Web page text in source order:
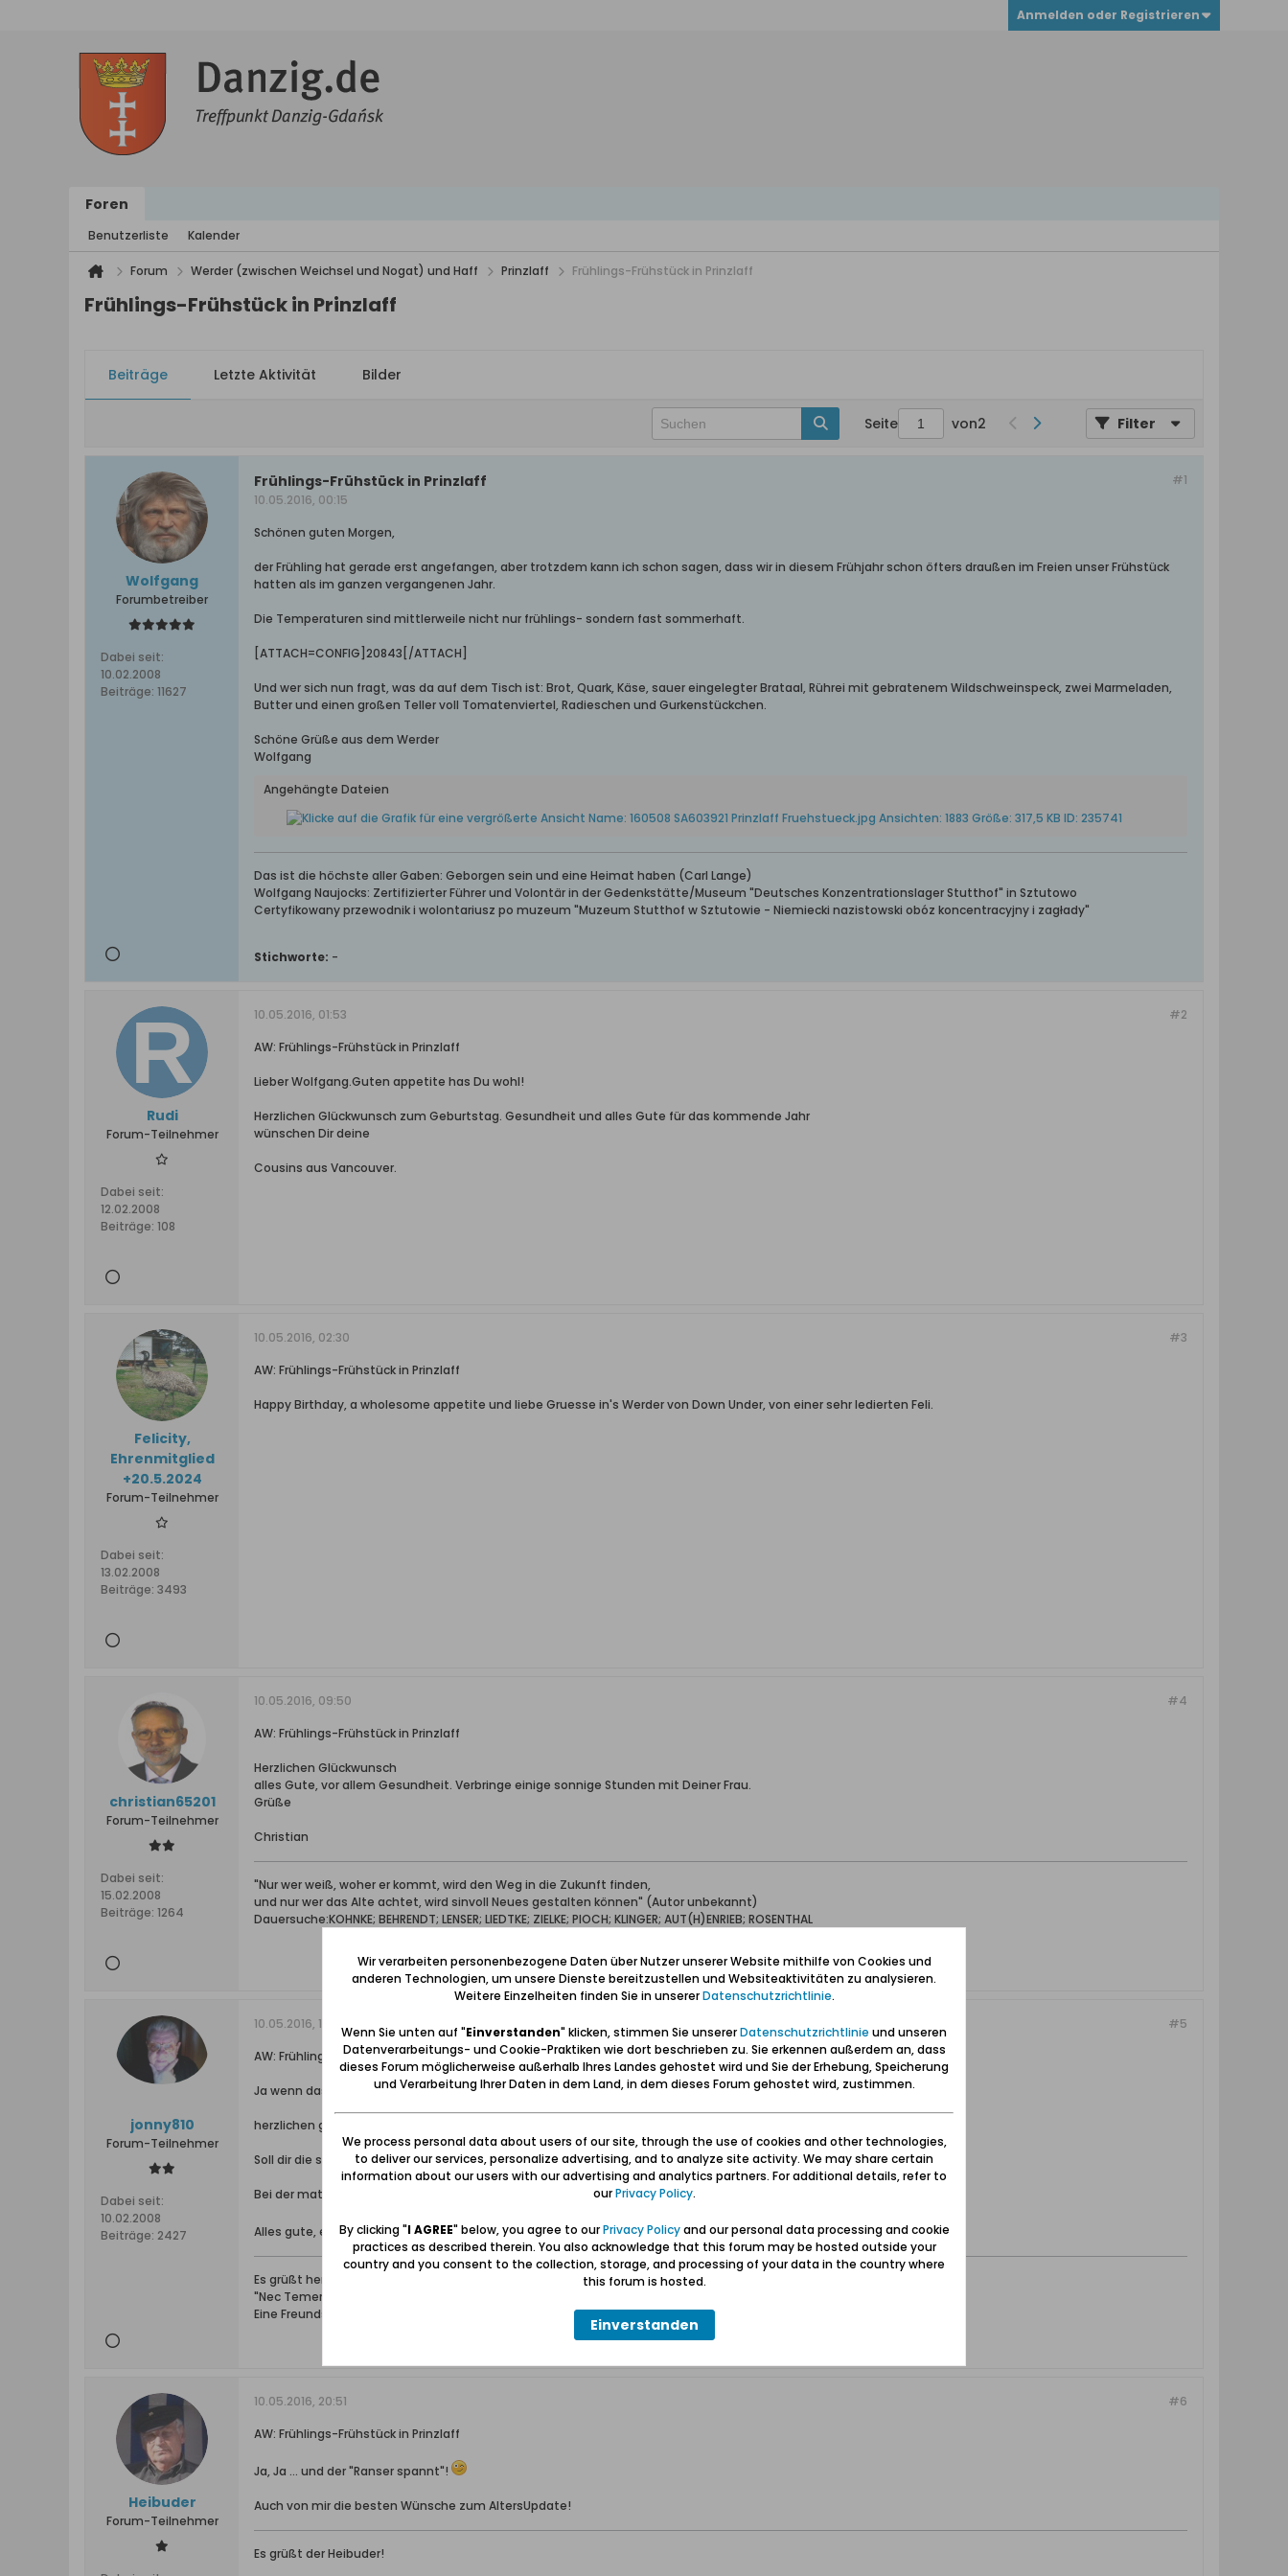
Anmelden oder Registrieren
Foren
Benutzerliste Kalender
Forum Werder (zwischen Weichsel und Nogat) und Haff Prinzlaff Frühlings-Frühstück in Prinzlaff
Frühlings-Frühstück in Prinzlaff
Beiträge Letzte Aktivität Bilder
Seite von2 Filter
Wolfgang
Forumbetreiber
Dabei seit:
10.02.2008
Beiträge: 11627
#1
Frühlings-Frühstück in Prinzlaff
10.05.2016, 00:15
Schönen guten Morgen,
der Frühling hat gerade erst angefangen, aber trotzdem kann ich schon sagen, dass wir in diesem Frühjahr schon öfters draußen im Freien unser Frühstück
hatten als im ganzen vergangenen Jahr.
Die Temperaturen sind mittlerweile nicht nur frühlings- sondern fast sommerhaft.
[ATTACH=CONFIG]20843[/ATTACH]
Und wer sich nun fragt, was da auf dem Tisch ist: Brot, Quark, Käse, sauer eingelegter Brataal, Rührei mit gebratenem Wildschweinspeck, zwei Marmeladen,
Butter und einen großen Teller voll Tomatenviertel, Radieschen und Gurkenstückchen.
Schöne Grüße aus dem Werder
Wolfgang
Angehängte Dateien
Das ist die höchste aller Gaben: Geborgen sein und eine Heimat haben (Carl Lange)
Wolfgang Naujocks: Zertifizierter Führer und Volontär in der Gedenkstätte/Museum "Deutsches Konzentrationslager Stutthof" in Sztutowo
Certyfikowany przewodnik i wolontariusz po muzeum "Muzeum Stutthof w Sztutowie - Niemiecki nazistowski obóz koncentracyjny i zagłady"
Stichworte: -
Rudi
Forum-Teilnehmer
Dabei seit:
12.02.2008
Beiträge: 108
#2
10.05.2016, 01:53
AW: Frühlings-Frühstück in Prinzlaff
Lieber Wolfgang.Guten appetite has Du wohl!
Herzlichen Glückwunsch zum Geburtstag. Gesundheit und alles Gute für das kommende Jahr
wünschen Dir deine
Cousins aus Vancouver.
Felicity,
Ehrenmitglied
+20.5.2024
Forum-Teilnehmer
Dabei seit:
13.02.2008
Beiträge: 3493
#3
10.05.2016, 02:30
AW: Frühlings-Frühstück in Prinzlaff
Happy Birthday, a wholesome appetite und liebe Gruesse in's Werder von Down Under, von einer sehr ledierten Feli.
christian65201
Forum-Teilnehmer
Dabei seit:
15.02.2008
Beiträge: 1264
#4
10.05.2016, 09:50
AW: Frühlings-Frühstück in Prinzlaff
Herzlichen Glückwunsch
alles Gute, vor allem Gesundheit. Verbringe einige sonnige Stunden mit Deiner Frau.
Grüße
Christian
"Nur wer weiß, woher er kommt, wird den Weg in die Zukunft finden,
und nur wer das Alte achtet, wird sinvoll Neues gestalten können" (Autor unbekannt)
Dauersuche:KOHNKE; BEHRENDT; LENSER; LIEDTKE; ZIELKE; PIOCH; KLINGER; AUT(H)ENRIEB; ROSENTHAL
jonny810
Forum-Teilnehmer
Dabei seit:
10.02.2008
Beiträge: 2427
#5
10.05.2016, 17:46
AW: Frühlings-Frühstück in Prinzlaff
Ja wenn das so ist, dann mal einen
herzlichen glückwunsch zum geburtstag.
Soll dir die sonne noch lange scheinen.
Bei der matte, kannst du den stroh-hut verbrennen.
Alles gute, erhart
Es grüßt herzlich, Erhart vom Schüsseldamm.
"Nec Temere - Nec Timide"
Eine Freundschaft ist das, was man aus ihr macht. EKJ
Heibuder
Forum-Teilnehmer
#6
10.05.2016, 20:51
AW: Frühlings-Frühstück in Prinzlaff
Ja, Ja ... und der "Ranser spannt"!
Auch von mir die besten Wünsche zum AltersUpdate!
Es grüßt der Heibuder!
Wir verarbeiten personenbezogene Daten über Nutzer unserer Website mithilfe von Cookies und
anderen Technologien, um unsere Dienste bereitzustellen und Websiteaktivitäten zu analysieren.
Weitere Einzelheiten finden Sie in unsererDatenschutzrichtlinie.
Wenn Sie unten auf "Einverstanden" klicken, stimmen Sie unsererDatenschutzrichtlinie und unseren
Datenverarbeitungs- und Cookie-Praktiken wie dort beschrieben zu. Sie erkennen außerdem an, dass
dieses Forum möglicherweise außerhalb Ihres Landes gehostet wird und Sie der Erhebung, Speicherung
und Verarbeitung Ihrer Daten in dem Land, in dem dieses Forum gehostet wird, zustimmen.
We process personal data about users of our site, through the use of cookies and other technologies,
to deliver our services, personalize advertising, and to analyze site activity. We may share certain
information about our users with our advertising and analytics partners. For additional details, refer to
ourPrivacy Policy.
By clicking "I AGREE" below, you agree to ourPrivacy Policyand our personal data processing and cookie
practices as described therein. You also acknowledge that this forum may be hosted outside your
country and you consent to the collection, storage, and processing of your data in the country where
this forum is hosted.
Einverstanden